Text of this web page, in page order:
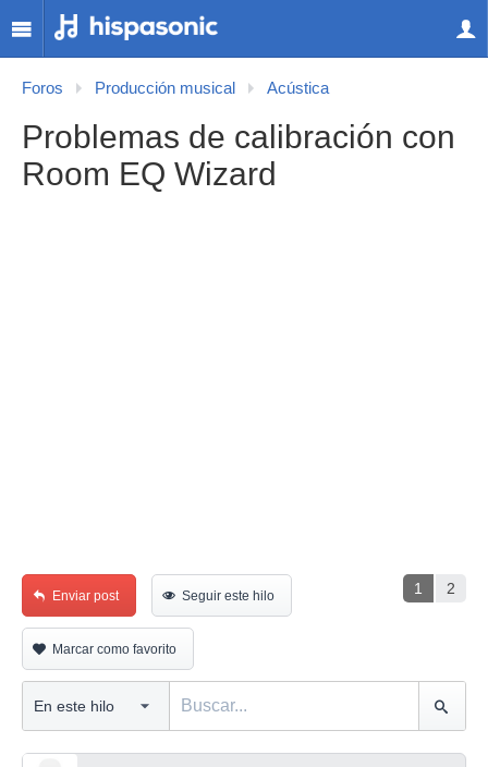
Foros Producción musical Acústica
Problemas de calibración con
Room EQ Wizard
1 2
Enviar post Seguir este hilo
Marcar como favorito